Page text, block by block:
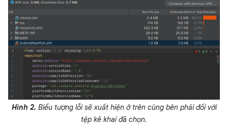
Hình 2. Biểu tượng lỗi sẽ xuất hiện ở trên cùng bên phải đối với
tệp kê khai đã chọn.